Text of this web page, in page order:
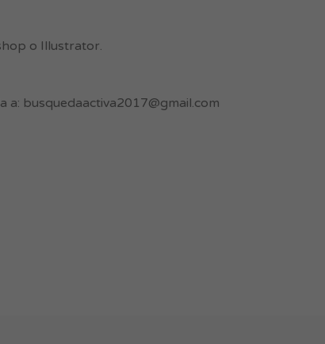
o Illustrator.
a: busquedaactiva2017@gmail.com